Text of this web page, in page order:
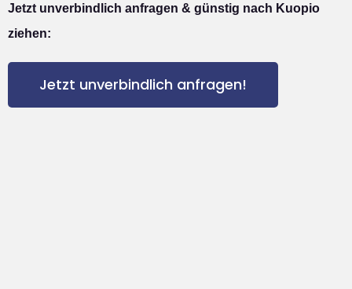
Jetzt unverbindlich anfragen & günstig nach Kuopio
ziehen:
Jetzt unverbindlich anfragen!